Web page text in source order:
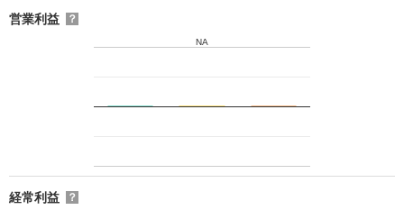
営業利益 ？
NA
経常利益 ？